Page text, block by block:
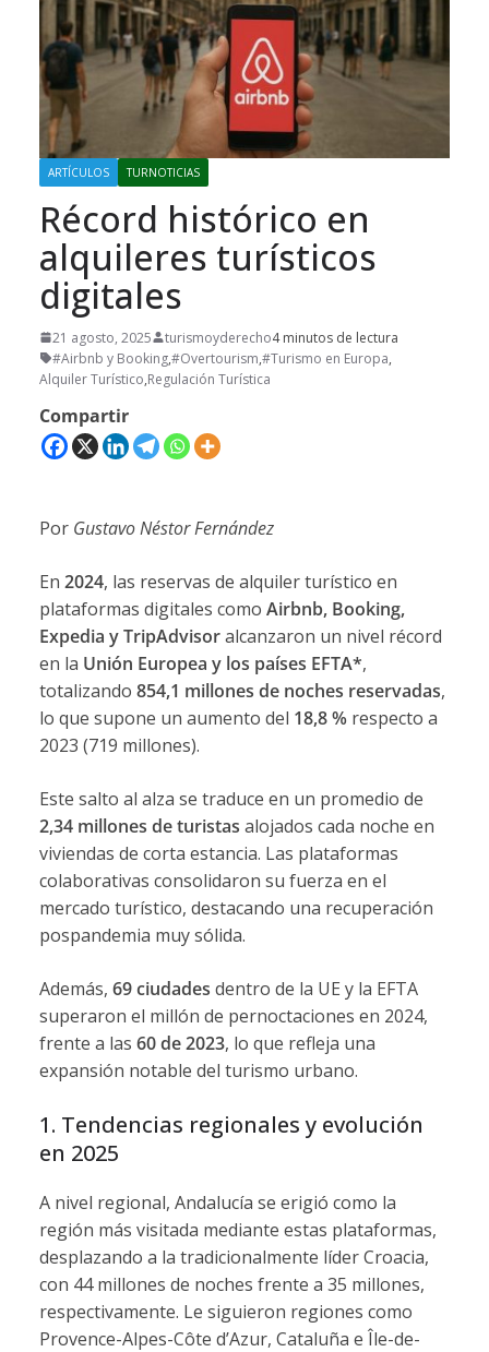
ARTÍCULOS TURNOTICIAS
Récord histórico en
alquileres turísticos
digitales
21 agosto, 2025 turismoyderecho4 minutos de lectura
#Airbnb y Booking,#Overtourism,#Turismo en Europa,
Alquiler Turístico,Regulación Turística
Compartir
Por Gustavo Néstor Fernández
En 2024, las reservas de alquiler turístico en
plataformas digitales como Airbnb, Booking,
Expedia y TripAdvisoralcanzaron un nivel récord
en la Unión Europea y los países EFTA*,
totalizando 854,1 millones de noches reservadas,
lo que supone un aumento del 18,8 % respecto a
2023 (719 millones).
Este salto al alza se traduce en un promedio de
2,34 millones de turistas alojados cada noche en
viviendas de corta estancia. Las plataformas
colaborativas consolidaron su fuerza en el
mercado turístico, destacando una recuperación
pospandemia muy sólida.
Además, 69 ciudades dentro de la UE y la EFTA
superaron el millón de pernoctaciones en 2024,
frente a las 60 de 2023, lo que refleja una
expansión notable del turismo urbano.
1. Tendencias regionales y evolución
en 2025
A nivel regional, Andalucía se erigió como la
región más visitada mediante estas plataformas,
desplazando a la tradicionalmente líder Croacia,
con 44 millones de noches frente a 35 millones,
respectivamente. Le siguieron regiones como
Provence-Alpes-Côte d’Azur, Cataluña e Île-de-